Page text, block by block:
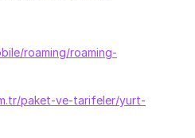
roaming/roaming-
paket-ve-tarifeler/yurt-